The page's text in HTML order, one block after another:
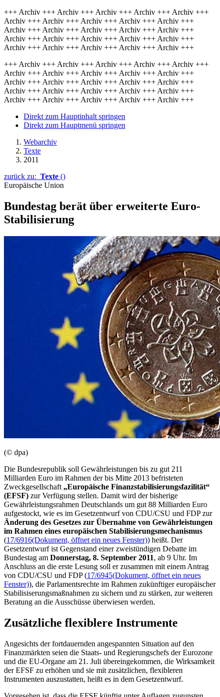
+++ Archiv +++ Archiv +++ Archiv +++ Archiv +++ Archiv +++
Archiv +++ Archiv +++ Archiv +++ Archiv +++ Archiv +++
Archiv +++ Archiv +++ Archiv +++ Archiv +++ Archiv +++
Archiv +++ Archiv +++ Archiv +++ Archiv +++ Archiv +++
Archiv +++ Archiv +++ Archiv +++ Archiv +++ Archiv +++
+++ Archiv +++ Archiv +++ Archiv +++ Archiv +++ Archiv +++
Archiv +++ Archiv +++ Archiv +++ Archiv +++ Archiv +++
Archiv +++ Archiv +++ Archiv +++ Archiv +++ Archiv +++
Archiv +++ Archiv +++ Archiv +++ Archiv +++ Archiv +++
Archiv +++ Archiv +++ Archiv +++ Archiv +++ Archiv +++
Direkt zum Hauptinhalt springen
Direkt zum Hauptmenü springen
Webarchiv
Texte
2011
zurück zu: Texte ()
Europäische Union
Bundestag berät über erweiterte Euro-
Stabilisierung
(© dpa)
Die Bundesrepublik soll Gewährleistungen bis zu gut 211
Milliarden Euro im Rahmen der bis Mitte 2013 befristeten
Zweckgesellschaft „Europäische Finanzstabilisierungsfazilität“
(EFSF) zur Verfügung stellen. Damit wird der bisherige
Gewährleistungsrahmen Deutschlands um gut 88 Milliarden Euro
aufgestockt, wie es im Gesetzentwurf von CDU/CSU und FDP zur
Änderung des Gesetzes zur Übernahme von Gewährleistungen
im Rahmen eines europäischen Stabilisierungsmechanismus
(17/6916(Dokument, öffnet ein neues Fenster)) heißt. Der
Gesetzentwurf ist Gegenstand einer zweistündigen Debatte im
Bundestag am Donnerstag, 8. September 2011, ab 9 Uhr. Im
Anschluss an die erste Lesung soll er zusammen mit einem Antrag
von CDU/CSU und FDP (17/6945(Dokument, öffnet ein neues
Fenster)), die Parlamentsrechte im Rahmen zukünftiger europäischer
Stabilisiserungsmaßnahmen zu sichern und zu stärken, zur weiteren
Beratung an die Ausschüsse überwiesen werden.
Zusätzliche flexiblere Instrumente
Angesichts der fortdauernden angespannten Situation auf den
Finanzmärkten seien die Staats- und Regierungschefs der Eurozone
und die EU-Organe am 21. Juli übereingekommen, die Wirksamkeit
der EFSF zu erhöhen und sie mit zusätzlichen, flexibleren
Instrumenten auszustatten, heißt es in dem Gesetzentwurf.